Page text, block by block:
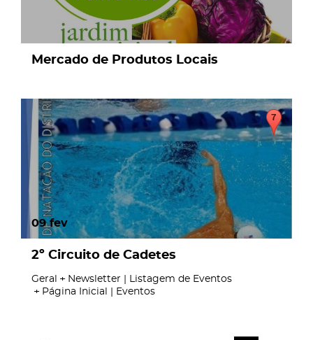
Mercado de Produtos Locais
09 fev
2º Circuito de Cadetes
Geral
Newsletter | Listagem de Eventos
Página Inicial | Eventos